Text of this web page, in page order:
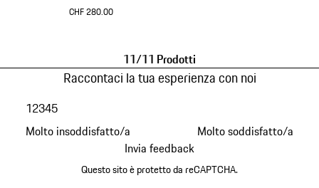
CHF 280.00
11/11 Prodotti
Raccontaci la tua esperienza con noi
Molto insoddisfatto/a
12345
Molto soddisfatto/a
Invia feedback
Questo sito è protetto da reCAPTCHA.